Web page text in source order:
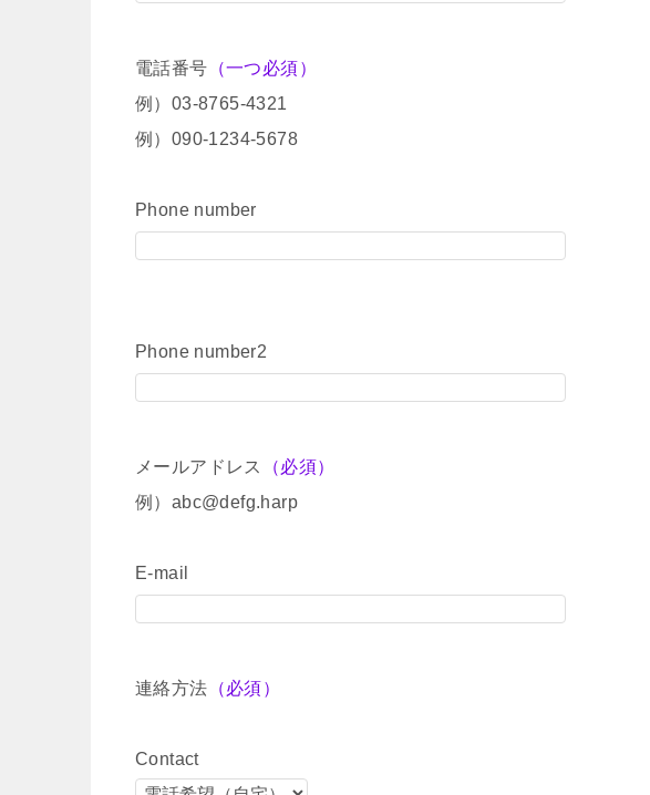
電話番号 （一つ必須）
例）03-8765-4321
例）090-1234-5678
Phone number
Phone number2
メールアドレス
（必須）
例）abc@defg.harp
E-mail
連絡方法 （必須）
Contact